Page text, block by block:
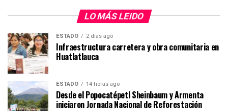
LO MÁS LEIDO
ESTADO 2 días ago
Infraestructura carretera y obra comunitaria en
Huatlatlauca
ESTADO 14 horas ago
Desde el Popocatépetl Sheinbaum y Armenta
iniciaron Jornada Nacional de Reforestación